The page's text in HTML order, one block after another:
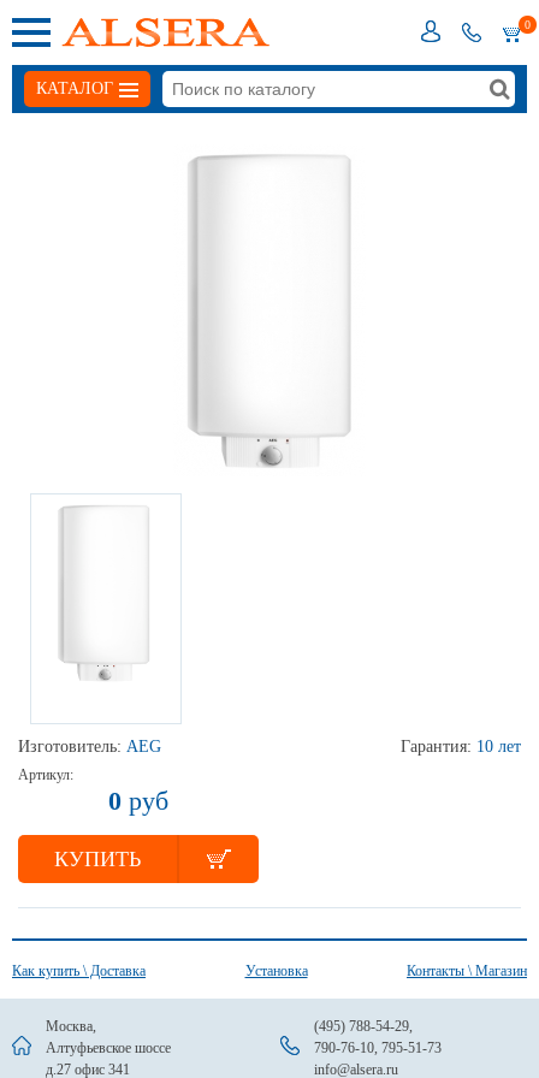
0
КАТАЛОГ
Изготовитель: AEG Гарантия: 10 лет
Артикул:
0 руб
КУПИТЬ
Как купить \ Доставка Установка Контакты \ Магазин
Москва,
Алтуфьевское шоссе
д.27 офис 341
(495) 788-54-29,
790-76-10, 795-51-73
info@alsera.ru